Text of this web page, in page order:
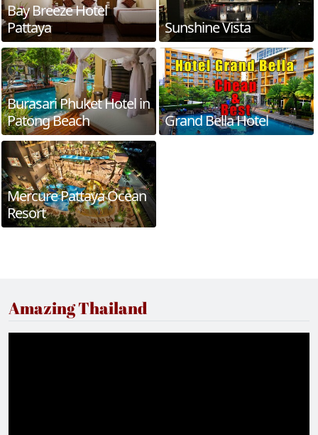
Bay Breeze Hotel
Pattaya
Sunshine Vista
Burasari Phuket Hotel in
Patong Beach
Grand Bella Hotel
Mercure Pattaya Ocean
Resort
Amazing Thailand